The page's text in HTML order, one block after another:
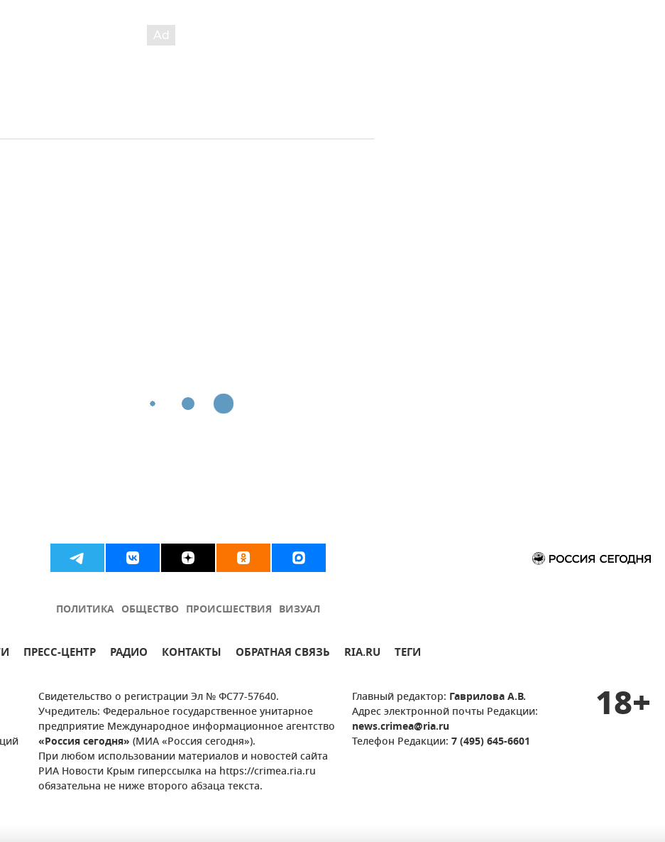
ПОЛИТИКА ОБЩЕСТВО ПРОИСШЕСТВИЯ ВИЗУАЛ
ПРЕСС-ЦЕНТР РАДИО КОНТАКТЫ ОБРАТНАЯ СВЯЗЬ RIA.RU ТЕГИ
Свидетельство о регистрации Эл № ФС77-57640.
Учредитель: Федеральное государственное унитарное
предприятие Международное информационное агентство
«Россия сегодня» (МИА «Россия сегодня»).
При любом использовании материалов и новостей сайта
РИА Новости Крым гиперссылка на https://crimea.ria.ru
обязательна не ниже второго абзаца текста.
Главный редактор: Гаврилова А.В.
Адрес электронной почты Редакции:
news.crimea@ria.ru
Телефон Редакции: 7 (495) 645-6601
18+